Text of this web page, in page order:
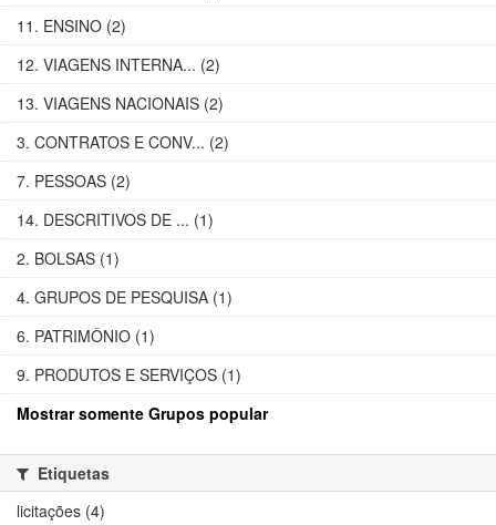
11. ENSINO (2)
12. VIAGENS INTERNA... (2)
13. VIAGENS NACIONAIS (2)
3. CONTRATOS E CONV... (2)
7. PESSOAS (2)
14. DESCRITIVOS DE ... (1)
2. BOLSAS (1)
4. GRUPOS DE PESQUISA (1)
6. PATRIMÔNIO (1)
9. PRODUTOS E SERVIÇOS (1)
Mostrar somente Grupos popular
Etiquetas
licitações (4)